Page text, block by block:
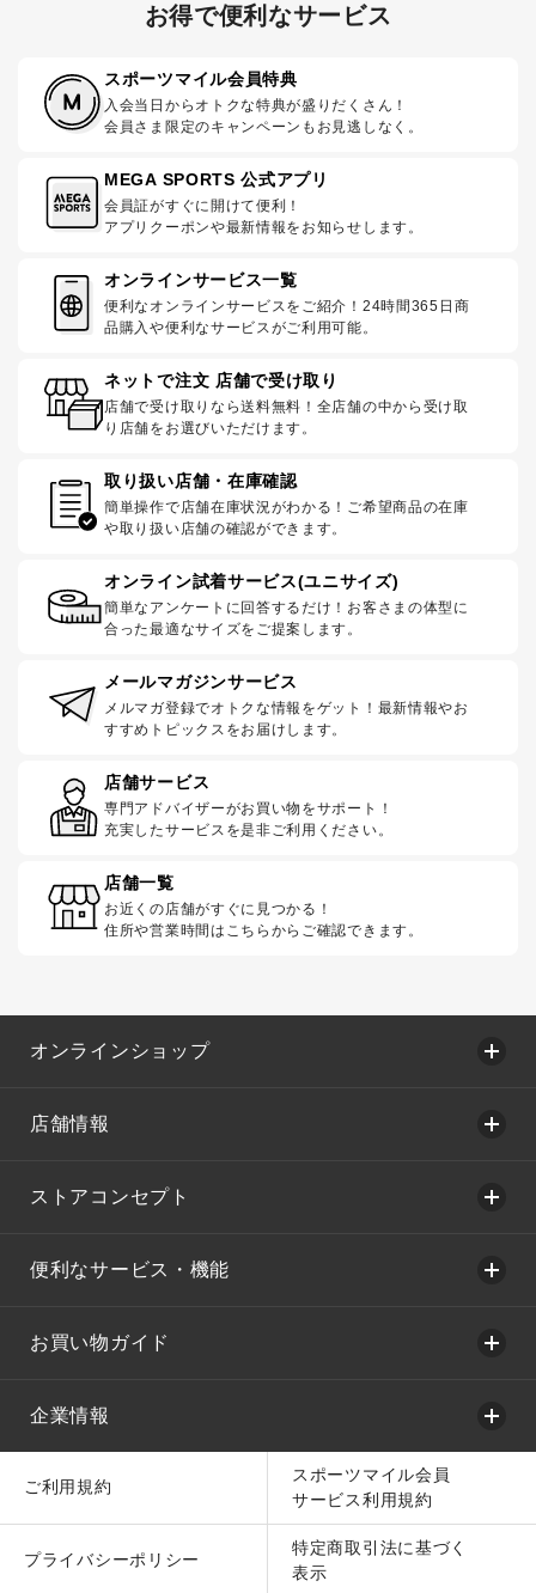
お得で便利なサービス
スポーツマイル会員特典
入会当日からオトクな特典が盛りだくさん！
会員さま限定のキャンペーンもお見逃しなく。
MEGA SPORTS 公式アプリ
会員証がすぐに開けて便利！
アプリクーポンや最新情報をお知らせします。
オンラインサービス一覧
便利なオンラインサービスをご紹介！24時間365日商
品購入や便利なサービスがご利用可能。
ネットで注文 店舗で受け取り
店舗で受け取りなら送料無料！全店舗の中から受け取
り店舗をお選びいただけます。
取り扱い店舗・在庫確認
簡単操作で店舗在庫状況がわかる！ご希望商品の在庫
や取り扱い店舗の確認ができます。
オンライン試着サービス(ユニサイズ)
簡単なアンケートに回答するだけ！お客さまの体型に
合った最適なサイズをご提案します。
メールマガジンサービス
メルマガ登録でオトクな情報をゲット！最新情報やお
すすめトピックスをお届けします。
店舗サービス
専門アドバイザーがお買い物をサポート！
充実したサービスを是非ご利用ください。
店舗一覧
お近くの店舗がすぐに見つかる！
住所や営業時間はこちらからご確認できます。
オンラインショップ
店舗情報
ストアコンセプト
便利なサービス・機能
お買い物ガイド
企業情報
ご利用規約
スポーツマイル会員
サービス利用規約
プライバシーポリシー
特定商取引法に基づく
表示